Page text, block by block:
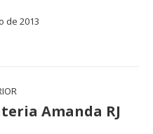
de 2013
Amanda RJ